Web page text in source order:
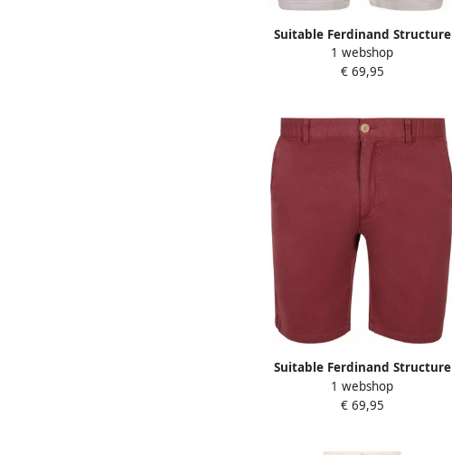
Suitable Ferdinand Structure
Short Grijs
1 webshop
€ 69,95
Suitable Ferdinand Structure
Short Grape
1 webshop
€ 69,95